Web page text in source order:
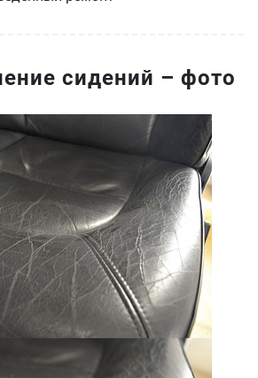
сидений – фото